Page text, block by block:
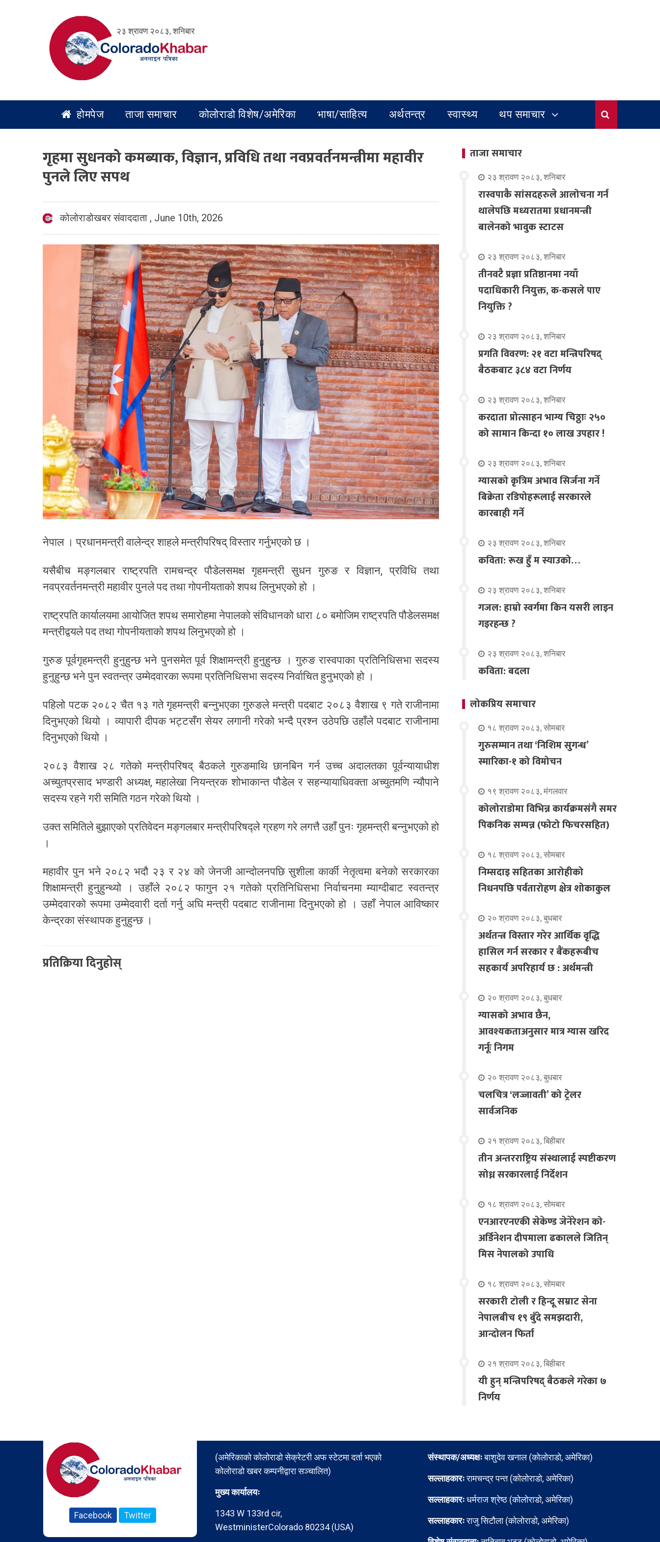
२३ श्रावण २०८३, शनिबार
होमपेज ताजा समाचार कोलोराडो विशेष/अमेरिका भाषा/साहित्य अर्थतन्त्र स्वास्थ्य थप समाचार
गृहमा सुधनको कमब्याक, विज्ञान, प्रविधि तथा नवप्रवर्तनमन्त्रीमा महावीर
पुनले लिए सपथ
कोलोराडोखबर संवाददाता , June 10th, 2026
नेपाल । प्रधानमन्त्री वालेन्द्र शाहले मन्त्रीपरिषद् विस्तार गर्नुभएको छ ।
यसैबीच मङ्गलबार राष्ट्रपति रामचन्द्र पौडेलसमक्ष गृहमन्त्री सुधन गुरुङ र विज्ञान, प्रविधि तथा
नवप्रवर्तनमन्त्री महावीर पुनले पद तथा गोपनीयताको शपथ लिनुभएको हो ।
राष्ट्रपति कार्यालयमा आयोजित शपथ समारोहमा नेपालको संविधानको धारा ८० बमोजिम राष्ट्रपति पौडेलसमक्ष
मन्त्रीद्वयले पद तथा गोपनीयताको शपथ लिनुभएको हो ।
गुरुङ पूर्वगृहमन्त्री हुनुहुन्छ भने पुनसमेत पूर्व शिक्षामन्त्री हुनुहुन्छ । गुरुङ रास्वपाका प्रतिनिधिसभा सदस्य
हुनुहुन्छ भने पुन स्वतन्त्र उम्मेदवारका रूपमा प्रतिनिधिसभा सदस्य निर्वाचित हुनुभएको हो ।
पहिलो पटक २०८२ चैत १३ गते गृहमन्त्री बन्नुभएका गुरुङले मन्त्री पदबाट २०८३ वैशाख ९ गते राजीनामा
दिनुभएको थियो । व्यापारी दीपक भट्टसँग सेयर लगानी गरेको भन्दै प्रश्न उठेपछि उहाँले पदबाट राजीनामा
दिनुभएको थियो ।
२०८३ वैशाख २८ गतेको मन्त्रीपरिषद् बैठकले गुरुङमाथि छानबिन गर्न उच्च अदालतका पूर्वन्यायाधीश
अच्युतप्रसाद भण्डारी अध्यक्ष, महालेखा नियन्त्रक शोभाकान्त पौडेल र सहन्यायाधिवक्ता अच्युतमणि न्यौपाने
सदस्य रहने गरी समिति गठन गरेको थियो ।
उक्त समितिले बुझाएको प्रतिवेदन मङ्गलबार मन्त्रीपरिषद्ले ग्रहण गरे लगत्तै उहाँ पुनः गृहमन्त्री बन्नुभएको हो
।
महावीर पुन भने २०८२ भदौ २३ र २४ को जेनजी आन्दोलनपछि सुशीला कार्की नेतृत्वमा बनेको सरकारका
शिक्षामन्त्री हुनुहुन्थ्यो । उहाँले २०८२ फागुन २१ गतेको प्रतिनिधिसभा निर्वाचनमा म्याग्दीबाट स्वतन्त्र
उम्मेदवारको रूपमा उम्मेदवारी दर्ता गर्नु अघि मन्त्री पदबाट राजीनामा दिनुभएको हो । उहाँ नेपाल आविष्कार
केन्द्रका संस्थापक हुनुहुन्छ ।
प्रतिक्रिया दिनुहोस्
ताजा समाचार
२३ श्रावण २०८३, शनिबार
रास्वपाकै सांसदहरुले आलोचना गर्न
थालेपछि मध्यरातमा प्रधानमन्त्री
बालेनको भावुक स्टाटस
२३ श्रावण २०८३, शनिबार
तीनवटै प्रज्ञा प्रतिष्ठानमा नयाँ
पदाधिकारी नियुक्त, क-कसले पाए
नियुक्ति ?
२३ श्रावण २०८३, शनिबार
प्रगति विवरण: २१ वटा मन्त्रिपरिषद्
बैठकबाट ३८४ वटा निर्णय
२३ श्रावण २०८३, शनिबार
करदाता प्रोत्साहन भाग्य चिठ्ठाः २५०
को सामान किन्दा १० लाख उपहार !
२३ श्रावण २०८३, शनिबार
ग्यासको कृत्रिम अभाव सिर्जना गर्ने
बिक्रेता रडिपोहरूलाई सरकारले
कारबाही गर्ने
२३ श्रावण २०८३, शनिबार
कविता: रूख हुँ म स्याउको…
२३ श्रावण २०८३, शनिबार
गजल: हाम्रो स्वर्गमा किन यसरी लाइन
गइरहन्छ ?
२३ श्रावण २०८३, शनिबार
कविता: बदला
लोकप्रिय समाचार
१८ श्रावण २०८३, सोमबार
गुरुसम्मान तथा ‘निशिम सुगन्ध’
स्मारिका-१ को विमोचन
१९ श्रावण २०८३, मंगलवार
कोलोराडोमा विभिन्न कार्यक्रमसंगै समर
पिकनिक सम्पन्न (फोटो फिचरसहित)
१८ श्रावण २०८३, सोमबार
निम्सदाइ सहितका आरोहीको
निधनपछि पर्वतारोहण क्षेत्र शोकाकुल
२० श्रावण २०८३, बुधबार
अर्थतन्त्र विस्तार गरेर आर्थिक वृद्धि
हासिल गर्न सरकार र बैंकहरूबीच
सहकार्य अपरिहार्य छ : अर्थमन्त्री
२० श्रावण २०८३, बुधबार
ग्यासको अभाव छैन,
आवश्यकताअनुसार मात्र ग्यास खरिद
गर्नूः निगम
२० श्रावण २०८३, बुधबार
चलचित्र ‘लज्जावती’ को ट्रेलर
सार्वजनिक
२१ श्रावण २०८३, बिहीबार
तीन अन्तरराष्ट्रिय संस्थालाई स्पष्टीकरण
सोध्न सरकारलाई निर्देशन
१८ श्रावण २०८३, सोमबार
एनआरएनएकी सेकेण्ड जेनेरेशन को-
अर्डिनेशन दीपमाला ढकालले जितिन्
मिस नेपालको उपाधि
१८ श्रावण २०८३, सोमबार
सरकारी टोली र हिन्दू सम्राट सेना
नेपालबीच १९ बुँदे समझदारी,
आन्दोलन फिर्ता
२१ श्रावण २०८३, बिहीबार
यी हुन् मन्त्रिपरिषद् बैठकले गरेका ७
निर्णय
Facebook Twitter
(अमेरिकाको कोलोराडो सेक्रेटरी अफ स्टेटमा दर्ता भएको
कोलोराडो खबर कम्पनीद्वारा सञ्चालित)
मुख्य कार्यालयः
1343 W 133rd cir,
WestministerColorado 80234 (USA)
संस्थापक/अध्यक्षःबाशुदेव खनाल (कोलोराडो, अमेरिका)
सल्लाहकारःरामचन्द्र पन्त (कोलोराडो, अमेरिका)
सल्लाहकारःधर्मराज श्रेष्ठ (कोलोराडो, अमेरिका)
सल्लाहकारःराजु सिटौला (कोलोराडो, अमेरिका)